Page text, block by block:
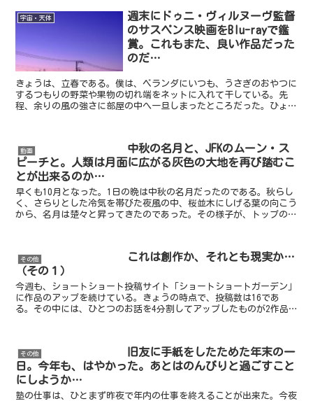
宇宙・天体
週末にドゥニ・ヴィルヌーヴ監督
のサスペンス映画をBlu-rayで鑑
賞。これもまた、良い作品だった
のだ…
きょうは、立春である。僕は、ベランダにいつも、うさぎのおやつに
するつもりの野菜や果物の切れ端をネットに入れて干している。先
程、余りの風の強さに部屋の中へ一旦しまったところだった。ひょっ
動画
中秋の名月と、JFKのムーン・ス
ピーチと。人類は月面に広がる灰色の大地を再び踏むこ
とが出来るのか…
早くも10月となった。1日の晩は中秋の名月だったのである。秋らし
く、さらりとした冷気を帯びた夜風の中、桜並木にしげる葉の向こう
から、名月は楚々と昇ってきたのであった。その様子が、トップの写
その他
これは創作か、それとも現実か…
（その１）
今週も、ショートショート投稿サイト「ショートショートガーデン」
に作品のアップを続けている。きょうの時点で、投稿数は16であ
る。その中には、ひとつのお話を4分割してアップしたものが2作品
その他
旧友に手紙をしたためた年末の一
日。今年も、はやかった。あとはのんびりと過ごすこと
にしようか…
塾の仕事は、ひとまず昨夜で年内の仕事を終えることが出来た。今夜